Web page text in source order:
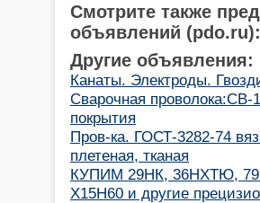
Смотрите также
объявлений (pdo.ru):
Другие объявления:
Канаты. Электроды.
Cварочная
покрытия
Пров-ка. ГОСТ-3282-74
плетеная, тканая
КУПИМ 29НК, 36НХТЮ,
Х15Н60 и другие